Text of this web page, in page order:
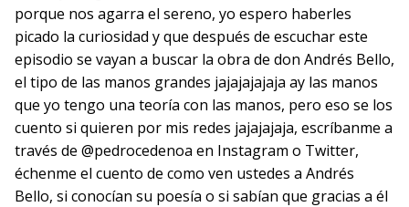
porque nos agarra el sereno, yo espero haberles
picado la curiosidad y que después de escuchar este
episodio se vayan a buscar la obra de don Andrés Bello,
el tipo de las manos grandes jajajajajaja ay las manos
que yo tengo una teoría con las manos, pero eso se los
cuento si quieren por mis redes jajajajaja, escríbanme a
través de @pedrocedenoa en Instagram o Twitter,
échenme el cuento de como ven ustedes a Andrés
Bello, si conocían su poesía o si sabían que gracias a él